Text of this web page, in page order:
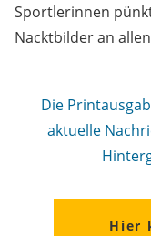
Sportlerinnen
Nacktbilder an
Die
aktuelle
Hier